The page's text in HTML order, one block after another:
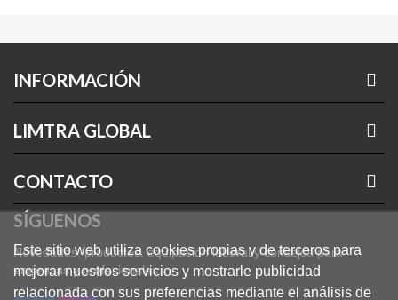
Este sitio web utiliza cookies propias y de terceros para
mejorar nuestros servicios y mostrarle publicidad
relacionada con sus preferencias mediante el análisis de
INFORMACIÓN
LIMTRA GLOBAL
CONTACTO
SÍGUENOS
Novedades, productos, equipación laboral y consejos para
empresas y profesionales.